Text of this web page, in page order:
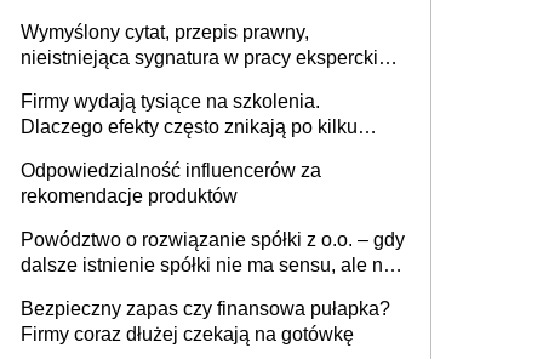
Wymyślony cytat, przepis prawny,
nieistniejąca sygnatura w pracy eksperckiej -
firmie
Firmy wydają tysiące na szkolenia.
Dlaczego efekty często znikają po kilku
Odpowiedzialność influencerów za
rekomendacje produktów
Powództwo o rozwiązanie spółki z o.o. – gdy
dalsze istnienie spółki nie ma sensu, ale nie
Bezpieczny zapas czy finansowa pułapka?
Firmy coraz dłużej czekają na gotówkę